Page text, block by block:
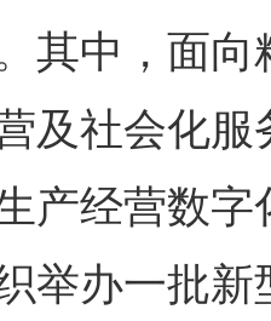
其中，面
及社会化
产经营数
举办一批